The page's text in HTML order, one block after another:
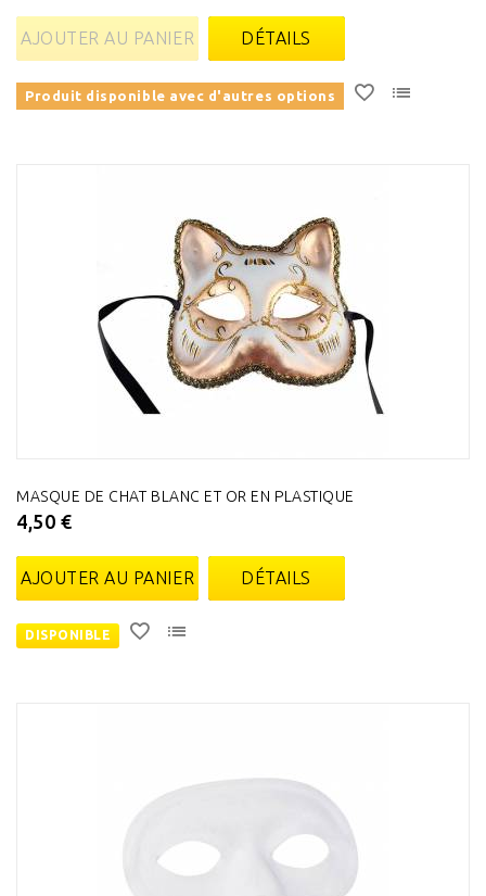
AJOUTER AU PANIER DÉTAILS
Produit disponible avec d'autres options
MASQUE DE CHAT BLANC ET OR EN PLASTIQUE
4,50 €
AJOUTER AU PANIER DÉTAILS
DISPONIBLE